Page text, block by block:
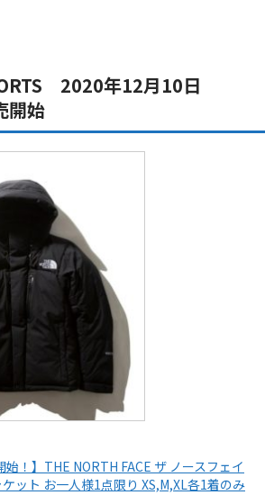
2020年12月10日
開始
始！】THE NORTH FACE ザ ノースフェイ
ット お一人様1点限り XS,M,XL各1着のみ